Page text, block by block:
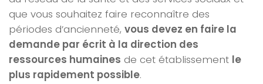
que vous souhaitez faire reconnaître des
périodes d’ancienneté, vous devez en faire la
demande par écrit à la direction des
ressources humaines de cet établissement le
plus rapidement possible.